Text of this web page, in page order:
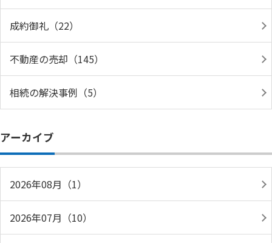
成約御礼（22）
不動産の売却（145）
相続の解決事例（5）
アーカイブ
2026年08月（1）
2026年07月（10）